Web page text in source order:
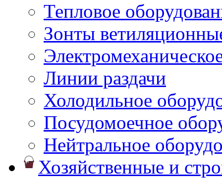
Тепловое
Зонты
Линии раздачи
Холодильное
Посудомоечное
Нейтральное
Хозяйственные и